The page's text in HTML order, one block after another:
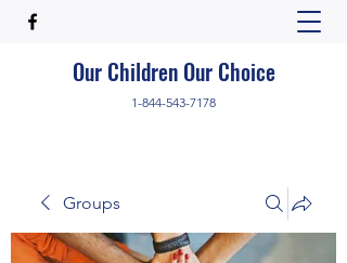
Our Children Our Choice
1-844-543-7178
Groups